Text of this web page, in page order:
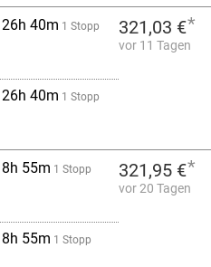
26h 40m 1 Stopp
26h 40m 1 Stopp
321,03 €*
vor 11 Tagen
8h 55m 1 Stopp
8h 55m 1 Stopp
321,95 €*
vor 20 Tagen